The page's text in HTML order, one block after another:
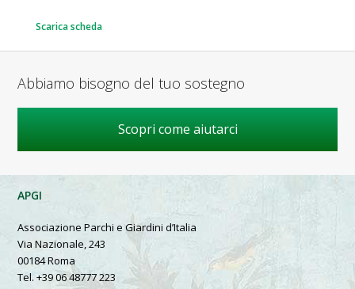
Scarica scheda
Abbiamo bisogno del tuo sostegno
Scopri come aiutarci
APGI
Associazione Parchi e Giardini d’Italia
Via Nazionale, 243
00184 Roma
Tel. +39 06 48777 223